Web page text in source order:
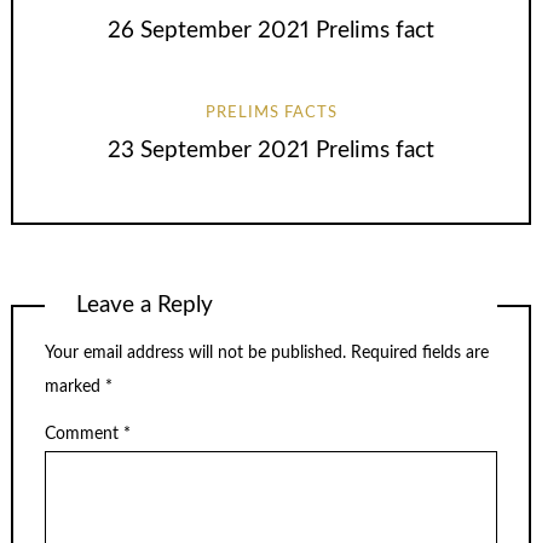
26 September 2021 Prelims fact
PRELIMS FACTS
23 September 2021 Prelims fact
Leave a Reply
Your email address will not be published. Required fields are
marked *
Comment *